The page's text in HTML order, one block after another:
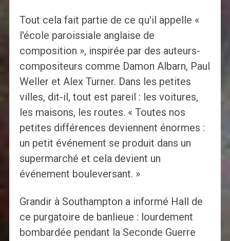
Tout cela fait partie de ce qu'il appelle «
l'école paroissiale anglaise de
composition », inspirée par des auteurs-
compositeurs comme Damon Albarn, Paul
Weller et Alex Turner. Dans les petites
villes, dit-il, tout est pareil : les voitures,
les maisons, les routes. « Toutes nos
petites différences deviennent énormes :
un petit événement se produit dans un
supermarché et cela devient un
événement bouleversant. »
Grandir à Southampton a informé Hall de
ce purgatoire de banlieue : lourdement
bombardée pendant la Seconde Guerre